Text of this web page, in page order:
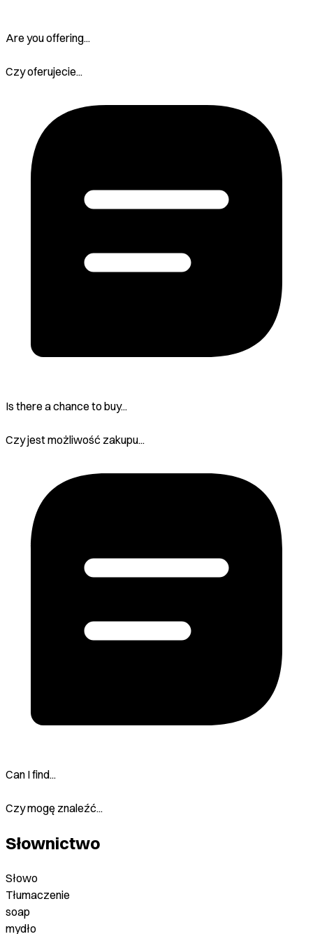
Are you offering...
Czy oferujecie...
Is there a chance to buy...
Czy jest możliwość zakupu...
Can I find...
Czy mogę znaleźć...
Słownictwo
Słowo
Tłumaczenie
soap
mydło